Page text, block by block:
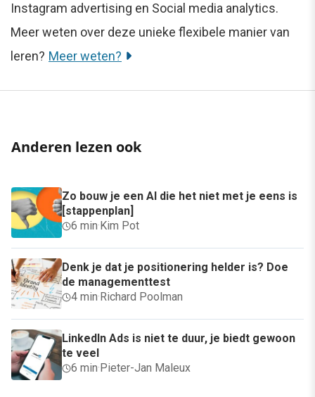
Instagram advertising en Social media analytics.
Meer weten over deze unieke flexibele manier van
leren? Meer weten?
Anderen lezen ook
Zo bouw je een AI die het niet met je eens is
[stappenplan]
6 min· Kim Pot
Denk je dat je positionering helder is? Doe
de managementtest
4 min· Richard Poolman
LinkedIn Ads is niet te duur, je biedt gewoon
te veel
6 min· Pieter-Jan Maleux